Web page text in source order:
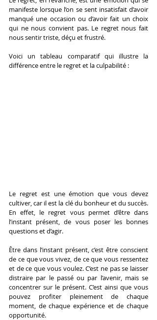
manifeste lorsque l’on se sent insatisfait d’avoir
manqué une occasion ou d’avoir fait un choix
qui ne nous convient pas. Le regret nous fait
nous sentir triste, déçu et frustré.
Voici un tableau comparatif qui illustre la
différence entre le regret et la culpabilité :
Le regret est une émotion que vous devez
cultiver, car il est la clé du bonheur et du succès.
En effet, le regret vous permet d’être dans
l’instant présent, de vous poser les bonnes
questions et d’agir.
Être dans l’instant présent, c’est être conscient
de ce que vous vivez, de ce que vous ressentez
et de ce que vous voulez. C’est ne pas se laisser
distraire par le passé ou par l’avenir, mais se
concentrer sur le présent. C’est ainsi que vous
pouvez profiter pleinement de chaque
moment, de chaque expérience et de chaque
opportunité.